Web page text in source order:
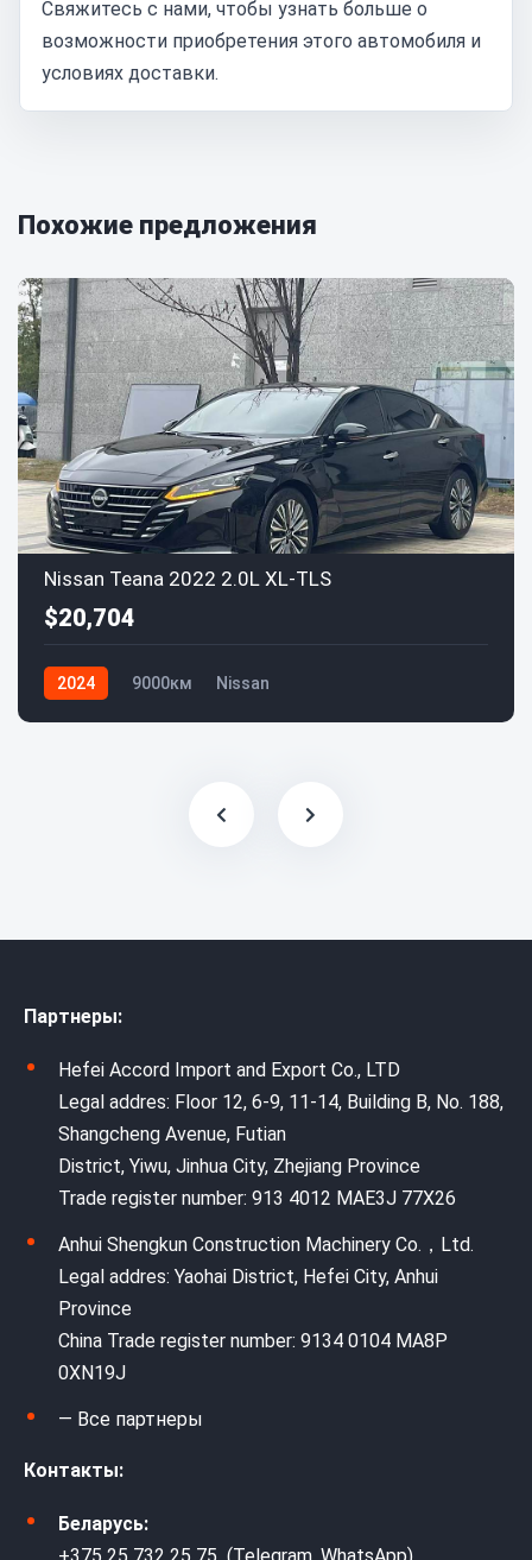
Свяжитесь с нами, чтобы узнать больше о
возможности приобретения этого автомобиля и
условиях доставки.
Похожие предложения
Nissan Teana 2022 2.0L XL-TLS
$20,704
2024 9000км Nissan
Партнеры:
Hefei Accord Import and Export Co., LTD
Legal addres: Floor 12, 6-9, 11-14, Building B, No. 188,
Shangcheng Avenue, Futian
District, Yiwu, Jinhua City, Zhejiang Province
Trade register number: 913 4012 MAE3J 77X26
Anhui Shengkun Construction Machinery Co.，Ltd.
Legal addres: Yaohai District, Hefei City, Anhui
Province
China Trade register number: 9134 0104 MA8P
0XN19J
— Все партнеры
Контакты:
Беларусь: